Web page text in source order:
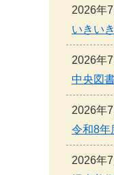
2026年
いきい
2026年
中央図
2026年
令和8
2026年